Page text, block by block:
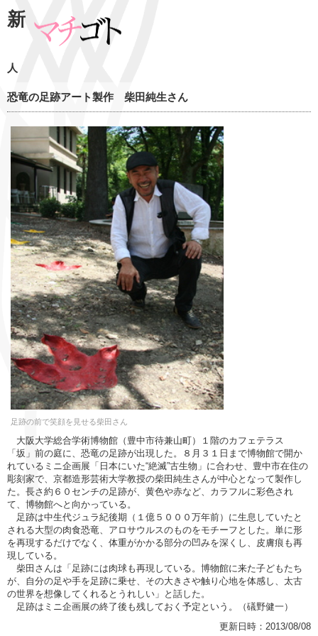
新
人
恐竜の足跡アート製作 柴田純生さん
足跡の前で笑顔を見せる柴田さん
大阪大学総合学術博物館（豊中市待兼山町）１階のカフェテラス
「坂」前の庭に、恐竜の足跡が出現した。８月３１日まで博物館で開か
れているミニ企画展「日本にいた“絶滅”古生物」に合わせ、豊中市在住の
彫刻家で、京都造形芸術大学教授の柴田純生さんが中心となって製作し
た。長さ約６０センチの足跡が、黄色や赤など、カラフルに彩色され
て、博物館へと向かっている。
足跡は中生代ジュラ紀後期（１億５０００万年前）に生息していたと
される大型の肉食恐竜、アロサウルスのものをモチーフとした。単に形
を再現するだけでなく、体重がかかる部分の凹みを深くし、皮膚痕も再
現している。
柴田さんは「足跡には肉球も再現している。博物館に来た子どもたち
が、自分の足や手を足跡に乗せ、その大きさや触り心地を体感し、太古
の世界を想像してくれるとうれしい」と話した。
足跡はミニ企画展の終了後も残しておく予定という。（礒野健一）
更新日時：2013/08/08